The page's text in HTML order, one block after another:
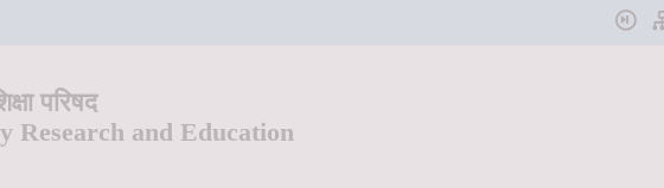
परिषद
Research and Education